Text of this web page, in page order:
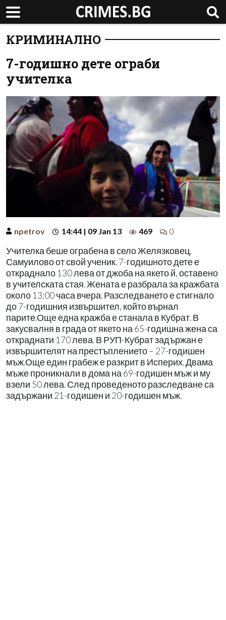
КРИМИНАЛНО
7-годишно дете ограби
учителка
npetrov 14:44 | 09 Jan 13 469 0
Учителка беше ограбена в село Желязковец,
Самуилово от свой ученик. 7-годишното дете е
откраднало 130 лева от джоба на якето й, оставено
в учителската стая. Жената е разбрала за кражбата
около 13:00 часа вчера. Разследването е стигнало
до 7-годишния извършител, който върнал
парите.Още една кражба е станала в Кубрат. В
закусвалня в града от якето на 65-годишна жена са
откраднати 170 лева. В РУП-Кубрат задържан е
извършителят на престъплението – 27-годишен
мъж.Още един грабеж е разкрит в Исперих. Двама
мъже проникнали в дома на 69-годишен мъж и му
взели 50 лева. След проведеното разследване са
задържани 21-годишен и 20-годишен мъж.